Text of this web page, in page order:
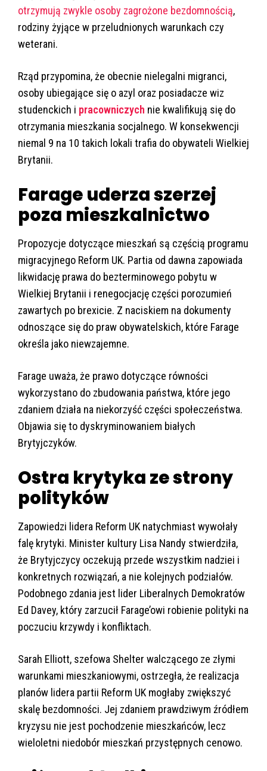
otrzymują zwykle osoby zagrożone bezdomnością,
rodziny żyjące w przeludnionych warunkach czy
weterani.
Rząd przypomina, że obecnie nielegalni migranci,
osoby ubiegające się o azyl oraz posiadacze wiz
studenckich i pracowniczych nie kwalifikują się do
otrzymania mieszkania socjalnego. W konsekwencji
niemal 9 na 10 takich lokali trafia do obywateli Wielkiej
Brytanii.
Farage uderza szerzej
poza mieszkalnictwo
Propozycje dotyczące mieszkań są częścią programu
migracyjnego Reform UK. Partia od dawna zapowiada
likwidację prawa do bezterminowego pobytu w
Wielkiej Brytanii i renegocjację części porozumień
zawartych po brexicie. Z naciskiem na dokumenty
odnoszące się do praw obywatelskich, które Farage
określa jako niewzajemne.
Farage uważa, że prawo dotyczące równości
wykorzystano do zbudowania państwa, które jego
zdaniem działa na niekorzyść części społeczeństwa.
Objawia się to dyskryminowaniem białych
Brytyjczyków.
Ostra krytyka ze strony
polityków
Zapowiedzi lidera Reform UK natychmiast wywołały
falę krytyki. Minister kultury Lisa Nandy stwierdziła,
że Brytyjczycy oczekują przede wszystkim nadziei i
konkretnych rozwiązań, a nie kolejnych podziałów.
Podobnego zdania jest lider Liberalnych Demokratów
Ed Davey, który zarzucił Farage’owi robienie polityki na
poczuciu krzywdy i konfliktach.
Sarah Elliott, szefowa Shelter walczącego ze złymi
warunkami mieszkaniowymi, ostrzegła, że realizacja
planów lidera partii Reform UK mogłaby zwiększyć
skalę bezdomności. Jej zdaniem prawdziwym źródłem
kryzysu nie jest pochodzenie mieszkańców, lecz
wieloletni niedobór mieszkań przystępnych cenowo.